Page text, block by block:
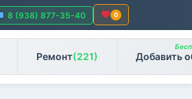
8 (938) 877-35-40 0
Ремонт(221) Добавить